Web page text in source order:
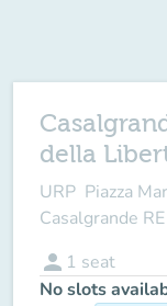
della
URP Piazza
Casalgrande RE
person 1 seat
No slots